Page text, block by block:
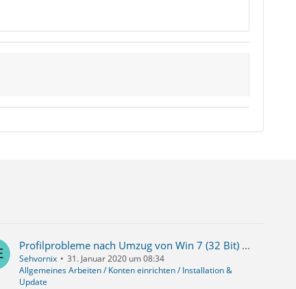
Profilprobleme nach Umzug von Win 7 (32 Bit) zu Win 10 (64 Bit)
Sehvornix
31. Januar 2020 um 08:34
Allgemeines Arbeiten / Konten einrichten / Installation &
Update